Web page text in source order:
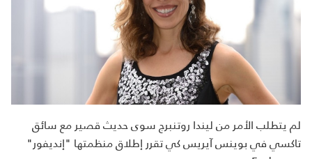
لم يتطلب الأمر من ليندا روتنبرج سوى حديث قصير مع سائق
تاكسي في بوينس آيريس كي تقرر إطلاق منظمتها "إنديفور"